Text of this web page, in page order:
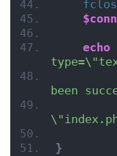
$conn
echo
been
}